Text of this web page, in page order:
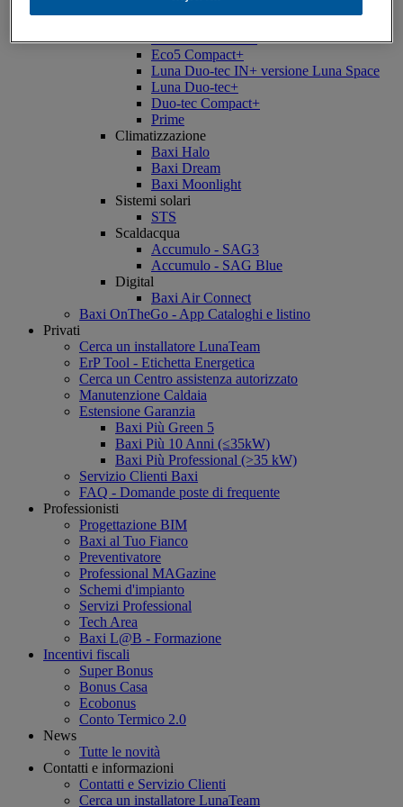
Luna Alux
Luna Duo-tec IN+
Eco5 Compact+
Luna Duo-tec IN+ versione Luna Space
Luna Duo-tec+
Duo-tec Compact+
Prime
Climatizzazione
Baxi Halo
Baxi Dream
Baxi Moonlight
Sistemi solari
STS
Scaldacqua
Accumulo - SAG3
Accumulo - SAG Blue
Digital
Baxi Air Connect
Baxi OnTheGo - App Cataloghi e listino
Privati
Cerca un installatore LunaTeam
ErP Tool - Etichetta Energetica
Cerca un Centro assistenza autorizzato
Manutenzione Caldaia
Estensione Garanzia
Baxi Più Green 5
Baxi Più 10 Anni (≤35kW)
Baxi Più Professional (>35 kW)
Servizio Clienti Baxi
FAQ - Domande poste di frequente
Professionisti
Progettazione BIM
Baxi al Tuo Fianco
Preventivatore
Professional MAGazine
Schemi d'impianto
Servizi Professional
Tech Area
Baxi L@B - Formazione
Incentivi fiscali
Super Bonus
Bonus Casa
Ecobonus
Conto Termico 2.0
News
Tutte le novità
Contatti e informazioni
Contatti e Servizio Clienti
Cerca un installatore LunaTeam